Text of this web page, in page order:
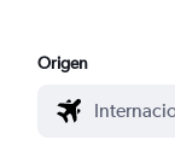
Origen